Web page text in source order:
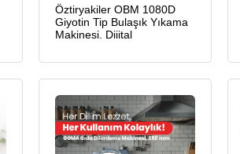
Öztiryakiler OBM 1080D
Giyotin Tip Bulaşık Yıkama
Makinesi, Dijital